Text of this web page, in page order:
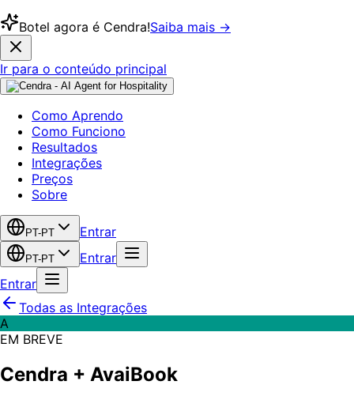
Botel agora é Cendra!Saiba mais →
Ir para o conteúdo principal
Como Aprendo
Como Funciono
Resultados
Integrações
Preços
Sobre
PT-PT Entrar
PT-PT
Entrar
Entrar
Todas as Integrações
A
EM BREVE
Cendra + AvaiBook